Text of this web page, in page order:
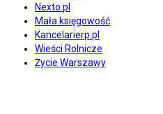
Nexto.pl
Mała księgowość
Kancelarierp.pl
Wieści Rolnicze
Życie Warszawy